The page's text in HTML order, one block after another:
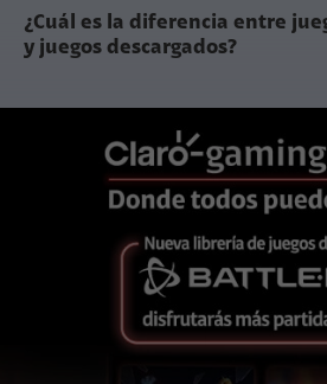
¿Cuál es la diferencia entre
y juegos descargados?